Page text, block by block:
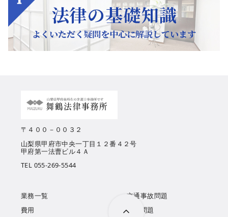
〒４００－００３２
山梨県甲府市中央一丁目１２番４２号
甲府第一法曹ビル４Ａ
TEL 055-269-5544
業務一覧
費用
交通事故問題
離婚問題